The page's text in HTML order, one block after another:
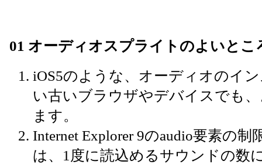
01 オーディオスプライトのよいとこ
iOS5のような、オーディオのイ
い古いブラウザやデバイスでも
ます。
Internet Explorer 9のaudio要素の
は、1度に読込めるサウンドの数